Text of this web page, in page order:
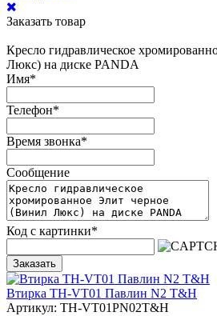
Заказать товар
Кресло гидравлическое
Люкс) на диске PANDA
Имя*
Телефон*
Время звонка*
Сообщение
Код с картинки*
Заказать
Втирка TH-VT01 Павлин N2 T&H
Артикул: TH-VT01PN02T&H